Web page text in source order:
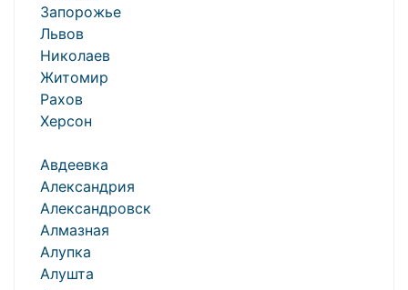
Запорожье
Львов
Николаев
Житомир
Рахов
Херсон
Авдеевка
Александрия
Александровск
Алмазная
Алупка
Алушта